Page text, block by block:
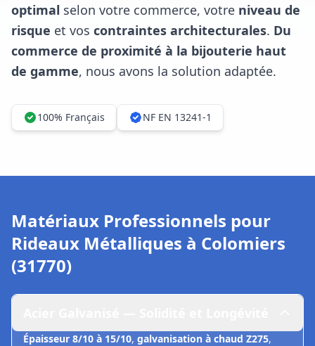
optimal selon votre commerce, votre niveau de
risque et vos contraintes architecturales. Du
commerce de proximité à la bijouterie haut
de gamme, nous avons la solution adaptée.
100% Français NF EN 13241-1
Matériaux Professionnels pour
Rideaux Métalliques à Colomiers
(31770)
Épaisseur 8/10 à 15/10, galvanisation à chaud Z275,